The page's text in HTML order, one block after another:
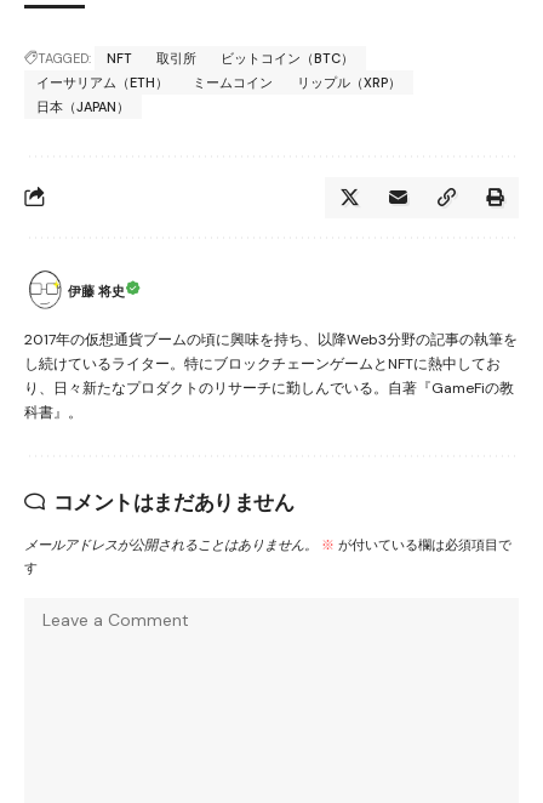
TAGGED: NFT 取引所
ビットコイン（BTC）
イーサリアム（ETH）
ミームコイン
リップル（XRP）
日本（JAPAN）
伊藤 将史
2017年の仮想通貨ブームの頃に興味を持ち、以降Web3分野の記事の執筆を
し続けているライター。特にブロックチェーンゲームとNFTに熱中してお
り、日々新たなプロダクトのリサーチに勤しんでいる。自著『GameFiの教
科書』。
コメントはまだありません
メールアドレスが公開されることはありません。 ※ が付いている欄は必須項目で
す